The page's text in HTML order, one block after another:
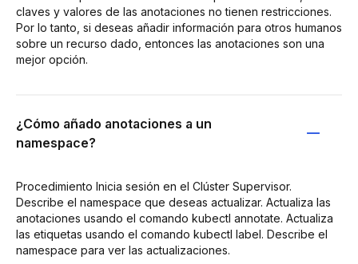
claves y valores de las anotaciones no tienen restricciones.
Por lo tanto, si deseas añadir información para otros humanos
sobre un recurso dado, entonces las anotaciones son una
mejor opción.
¿Cómo añado anotaciones a un
namespace?
Procedimiento Inicia sesión en el Clúster Supervisor.
Describe el namespace que deseas actualizar. Actualiza las
anotaciones usando el comando kubectl annotate. Actualiza
las etiquetas usando el comando kubectl label. Describe el
namespace para ver las actualizaciones.